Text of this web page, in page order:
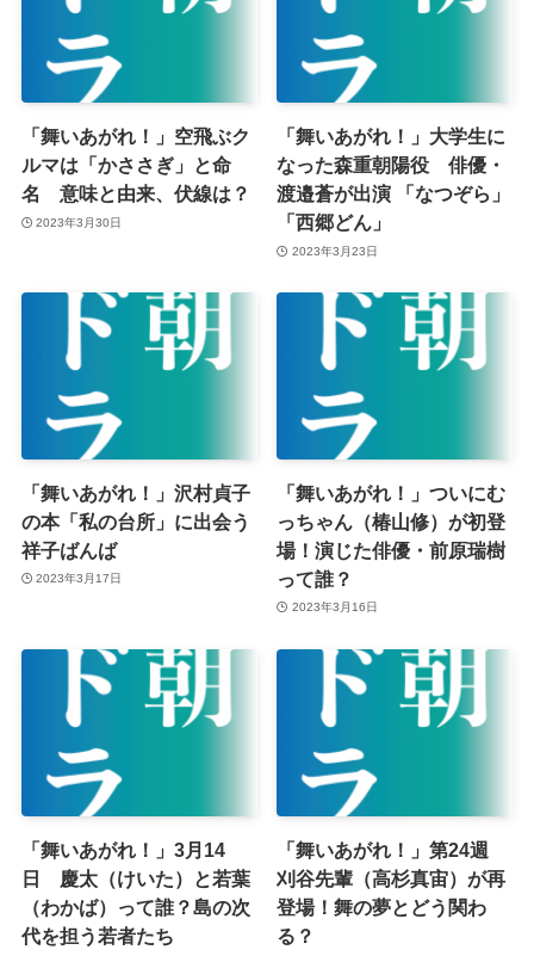
「舞いあがれ！」空飛ぶク
ルマは「かささぎ」と命
名 意味と由来、伏線は？
2023年3月30日
「舞いあがれ！」大学生に
なった森重朝陽役 俳優・
渡邉蒼が出演 「なつぞら」
「西郷どん」
2023年3月23日
「舞いあがれ！」沢村貞子
の本「私の台所」に出会う
祥子ばんば
2023年3月17日
「舞いあがれ！」ついにむ
っちゃん（椿山修）が初登
場！演じた俳優・前原瑞樹
って誰？
2023年3月16日
「舞いあがれ！」3月14
日 慶太（けいた）と若葉
（わかば）って誰？島の次
代を担う若者たち
「舞いあがれ！」第24週
刈谷先輩（高杉真宙）が再
登場！舞の夢とどう関わ
る？